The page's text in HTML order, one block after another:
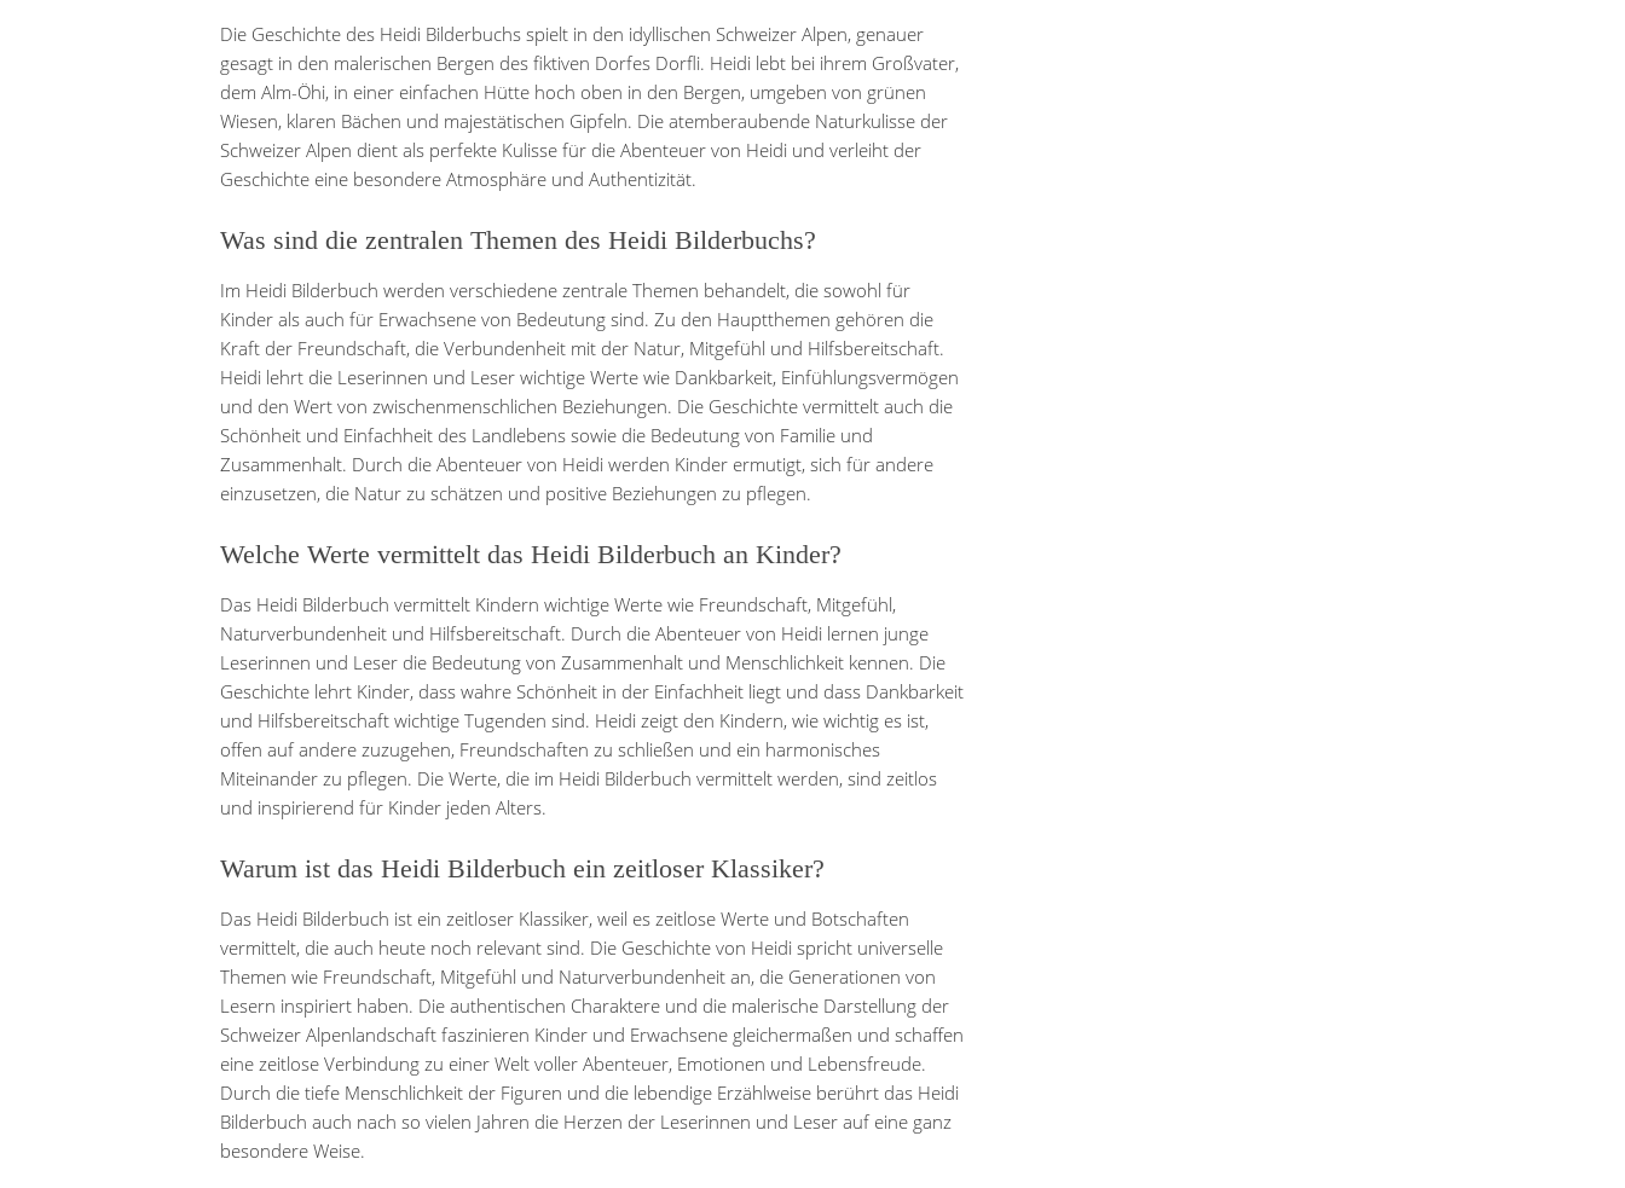
Die Geschichte des Heidi Bilderbuchs spielt in den idyllischen Schweizer Alpen, genauer
gesagt in den malerischen Bergen des fiktiven Dorfes Dorfli. Heidi lebt bei ihrem Großvater,
dem Alm-Öhi, in einer einfachen Hütte hoch oben in den Bergen, umgeben von grünen
Wiesen, klaren Bächen und majestätischen Gipfeln. Die atemberaubende Naturkulisse der
Schweizer Alpen dient als perfekte Kulisse für die Abenteuer von Heidi und verleiht der
Geschichte eine besondere Atmosphäre und Authentizität.
Was sind die zentralen Themen des Heidi Bilderbuchs?
Im Heidi Bilderbuch werden verschiedene zentrale Themen behandelt, die sowohl für
Kinder als auch für Erwachsene von Bedeutung sind. Zu den Hauptthemen gehören die
Kraft der Freundschaft, die Verbundenheit mit der Natur, Mitgefühl und Hilfsbereitschaft.
Heidi lehrt die Leserinnen und Leser wichtige Werte wie Dankbarkeit, Einfühlungsvermögen
und den Wert von zwischenmenschlichen Beziehungen. Die Geschichte vermittelt auch die
Schönheit und Einfachheit des Landlebens sowie die Bedeutung von Familie und
Zusammenhalt. Durch die Abenteuer von Heidi werden Kinder ermutigt, sich für andere
einzusetzen, die Natur zu schätzen und positive Beziehungen zu pflegen.
Welche Werte vermittelt das Heidi Bilderbuch an Kinder?
Das Heidi Bilderbuch vermittelt Kindern wichtige Werte wie Freundschaft, Mitgefühl,
Naturverbundenheit und Hilfsbereitschaft. Durch die Abenteuer von Heidi lernen junge
Leserinnen und Leser die Bedeutung von Zusammenhalt und Menschlichkeit kennen. Die
Geschichte lehrt Kinder, dass wahre Schönheit in der Einfachheit liegt und dass Dankbarkeit
und Hilfsbereitschaft wichtige Tugenden sind. Heidi zeigt den Kindern, wie wichtig es ist,
offen auf andere zuzugehen, Freundschaften zu schließen und ein harmonisches
Miteinander zu pflegen. Die Werte, die im Heidi Bilderbuch vermittelt werden, sind zeitlos
und inspirierend für Kinder jeden Alters.
Warum ist das Heidi Bilderbuch ein zeitloser Klassiker?
Das Heidi Bilderbuch ist ein zeitloser Klassiker, weil es zeitlose Werte und Botschaften
vermittelt, die auch heute noch relevant sind. Die Geschichte von Heidi spricht universelle
Themen wie Freundschaft, Mitgefühl und Naturverbundenheit an, die Generationen von
Lesern inspiriert haben. Die authentischen Charaktere und die malerische Darstellung der
Schweizer Alpenlandschaft faszinieren Kinder und Erwachsene gleichermaßen und schaffen
eine zeitlose Verbindung zu einer Welt voller Abenteuer, Emotionen und Lebensfreude.
Durch die tiefe Menschlichkeit der Figuren und die lebendige Erzählweise berührt das Heidi
Bilderbuch auch nach so vielen Jahren die Herzen der Leserinnen und Leser auf eine ganz
besondere Weise.